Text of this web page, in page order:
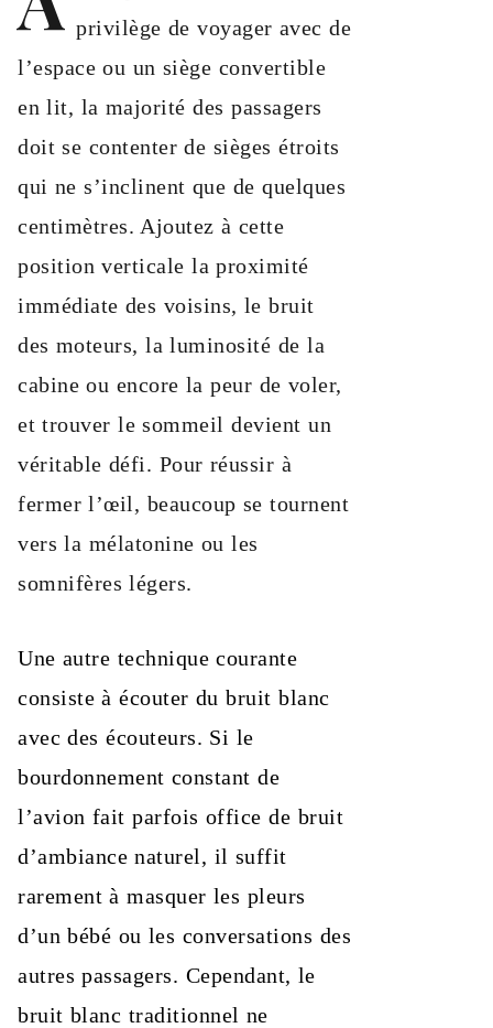
privilège de voyager avec de
l’espace ou un siège convertible
en lit, la majorité des passagers
doit se contenter de sièges étroits
qui ne s’inclinent que de quelques
centimètres. Ajoutez à cette
position verticale la proximité
immédiate des voisins, le bruit
des moteurs, la luminosité de la
cabine ou encore la peur de voler,
et trouver le sommeil devient un
véritable défi. Pour réussir à
fermer l’œil, beaucoup se tournent
vers la mélatonine ou les
somnifères légers.
Une autre technique courante
consiste à écouter du bruit blanc
avec des écouteurs. Si le
bourdonnement constant de
l’avion fait parfois office de bruit
d’ambiance naturel, il suffit
rarement à masquer les pleurs
d’un bébé ou les conversations des
autres passagers. Cependant, le
bruit blanc traditionnel ne